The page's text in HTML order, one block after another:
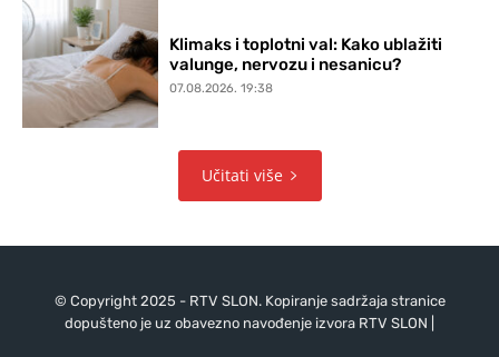
Klimaks i toplotni val: Kako ublažiti
valunge, nervozu i nesanicu?
07.08.2026. 19:38
Učitati više
© Copyright 2025 - RTV SLON. Kopiranje sadržaja stranice
dopušteno je uz obavezno navođenje izvora RTV SLON |